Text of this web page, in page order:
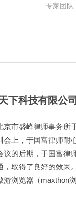
专家团队
下科技有限公
市盛峰律师事务所
上，于国富律师耐
的后期，于国富律
取得了良好的效果。
浏览器（maxthon